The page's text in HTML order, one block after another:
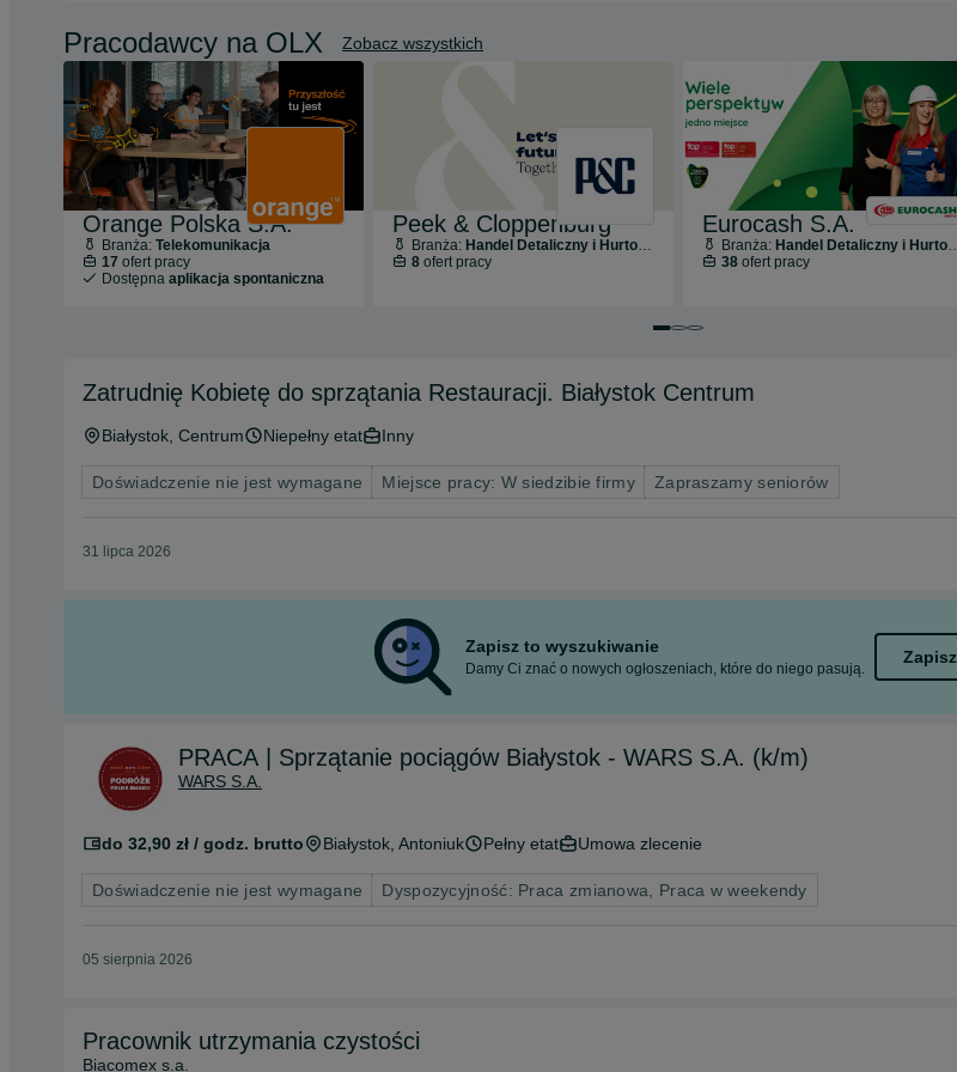
Pracodawcy na OLX Zobacz wszystkich
Orange Polska S.A.
Branża: Telekomunikacja
17 ofert pracy
Dostępna aplikacja spontaniczna
Peek & Cloppenburg
Branża: Handel Detaliczny i Hurtowy
8ofert pracy
Eurocash S.A.
Branża: Handel Detaliczny i Hurtowy
38ofert pracy
Przejdź do slajdu 1 z 3
Przejdź do slajdu 2 z 3
Przejdź do slajdu 3 z 3
Zatrudnię Kobietę do sprzątania Restauracji. Białystok Centrum
Białystok, Centrum Niepełny etat Inny
Doświadczenie nie jest wymagane Miejsce pracy: W siedzibie firmy Zapraszamy seniorów
31 lipca 2026
Zapisz to wyszukiwanie
Damy Ci znać o nowych ogłoszeniach, które do niego pasują.
Zapisz
PRACA | Sprzątanie pociągów Białystok - WARS S.A. (k/m)
WARS S.A.
do 32,90 zł / godz. brutto Białystok, Antoniuk Pełny etat Umowa zlecenie
Doświadczenie nie jest wymagane Dyspozycyjność: Praca zmianowa, Praca w weekendy
05 sierpnia 2026
Pracownik utrzymania czystości
Biacomex s.a.